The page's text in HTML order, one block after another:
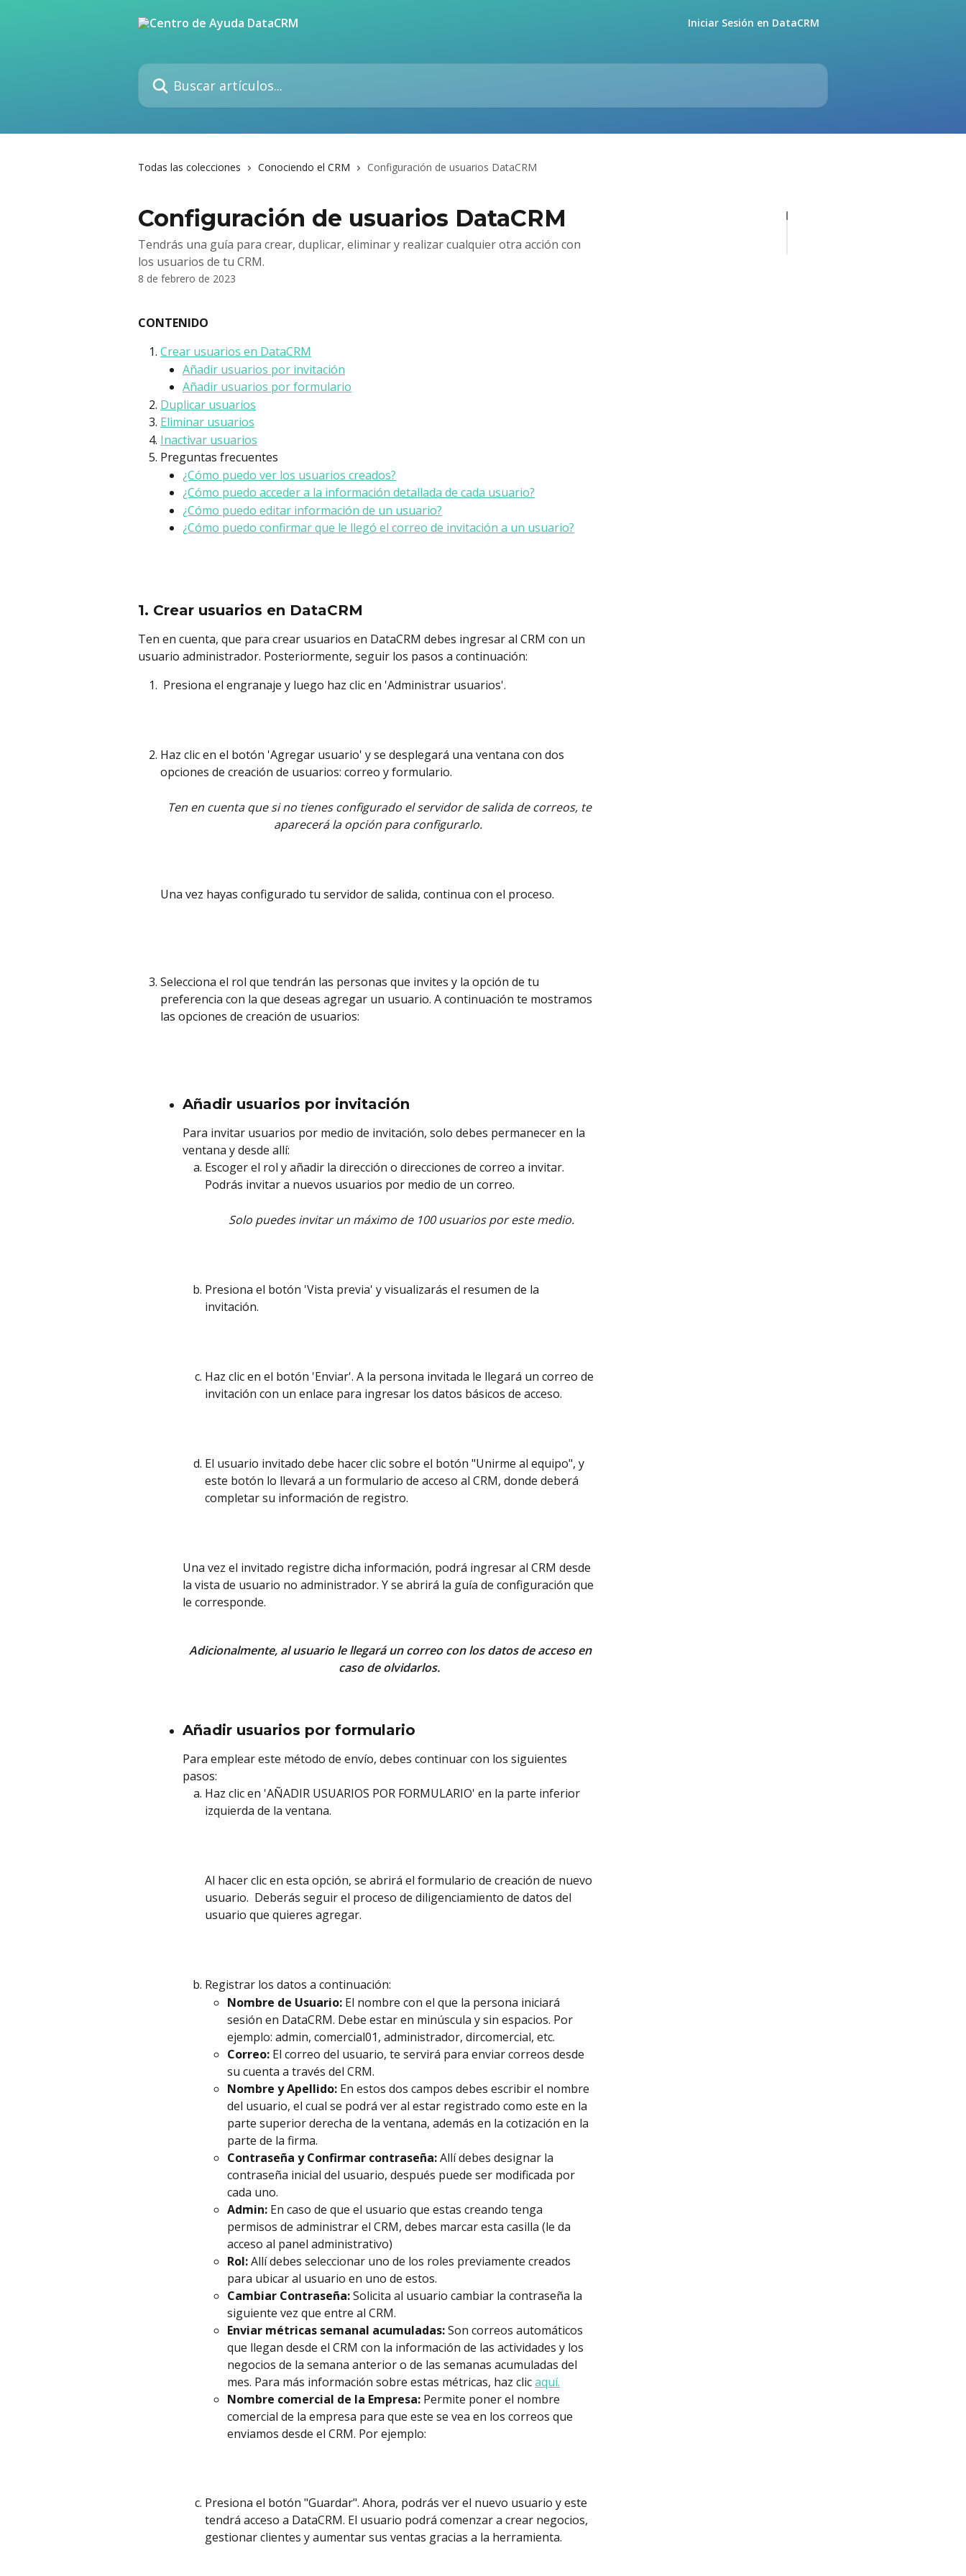
Iniciar Sesión en DataCRM
Buscar artículos...
Todas las colecciones Conociendo el CRM Configuración de usuarios DataCRM
Configuración de usuarios DataCRM
Tendrás una guía para crear, duplicar, eliminar y realizar cualquier otra acción con
los usuarios de tu CRM.
8 de febrero de 2023
CONTENIDO
Crear usuarios en DataCRM
Añadir usuarios por invitación
Añadir usuarios por formulario
Duplicar usuarios
Eliminar usuarios
Inactivar usuarios
Preguntas frecuentes
¿Cómo puedo ver los usuarios creados?
¿Cómo puedo acceder a la información detallada de cada usuario?
¿Cómo puedo editar información de un usuario?
¿Cómo puedo confirmar que le llegó el correo de invitación a un usuario?
1. Crear usuarios en DataCRM
Ten en cuenta, que para crear usuarios en DataCRM debes ingresar al CRM con un
usuario administrador. Posteriormente, seguir los pasos a continuación:
Presiona el engranaje y luego haz clic en 'Administrar usuarios'.
Haz clic en el botón 'Agregar usuario' y se desplegará una ventana con dos
opciones de creación de usuarios: correo y formulario.
Ten en cuenta que si no tienes configurado el servidor de salida de correos, te
aparecerá la opción para configurarlo.
Una vez hayas configurado tu servidor de salida, continua con el proceso.
Selecciona el rol que tendrán las personas que invites y la opción de tu
preferencia con la que deseas agregar un usuario. A continuación te mostramos
las opciones de creación de usuarios:
Añadir usuarios por invitación
Para invitar usuarios por medio de invitación, solo debes permanecer en la
ventana y desde allí:
Escoger el rol y añadir la dirección o direcciones de correo a invitar.
Podrás invitar a nuevos usuarios por medio de un correo.
Solo puedes invitar un máximo de 100 usuarios por este medio.
Presiona el botón 'Vista previa' y visualizarás el resumen de la
invitación.
Haz clic en el botón 'Enviar'. A la persona invitada le llegará un correo de
invitación con un enlace para ingresar los datos básicos de acceso.
El usuario invitado debe hacer clic sobre el botón "Unirme al equipo", y
este botón lo llevará a un formulario de acceso al CRM, donde deberá
completar su información de registro.
Una vez el invitado registre dicha información, podrá ingresar al CRM desde
la vista de usuario no administrador. Y se abrirá la guía de configuración que
le corresponde.
Adicionalmente, al usuario le llegará un correo con los datos de acceso en
caso de olvidarlos.
Añadir usuarios por formulario
Para emplear este método de envío, debes continuar con los siguientes
pasos:
Haz clic en 'AÑADIR USUARIOS POR FORMULARIO' en la parte inferior
izquierda de la ventana.
Al hacer clic en esta opción, se abrirá el formulario de creación de nuevo
usuario.  Deberás seguir el proceso de diligenciamiento de datos del
usuario que quieres agregar.
Registrar los datos a continuación:
Nombre de Usuario: El nombre con el que la persona iniciará
sesión en DataCRM. Debe estar en minúscula y sin espacios. Por
ejemplo: admin, comercial01, administrador, dircomercial, etc.
Correo: El correo del usuario, te servirá para enviar correos desde
su cuenta a través del CRM.
Nombre y Apellido: En estos dos campos debes escribir el nombre
del usuario, el cual se podrá ver al estar registrado como este en la
parte superior derecha de la ventana, además en la cotización en la
parte de la firma.
Contraseña y Confirmar contraseña: Allí debes designar la
contraseña inicial del usuario, después puede ser modificada por
cada uno.
Admin: En caso de que el usuario que estas creando tenga
permisos de administrar el CRM, debes marcar esta casilla (le da
acceso al panel administrativo)
Rol: Allí debes seleccionar uno de los roles previamente creados
para ubicar al usuario en uno de estos.
Cambiar Contraseña: Solicita al usuario cambiar la contraseña la
siguiente vez que entre al CRM.
Enviar métricas semanal acumuladas: Son correos automáticos
que llegan desde el CRM con la información de las actividades y los
negocios de la semana anterior o de las semanas acumuladas del
mes. Para más información sobre estas métricas, haz clic aquí.
Nombre comercial de la Empresa: Permite poner el nombre
comercial de la empresa para que este se vea en los correos que
enviamos desde el CRM. Por ejemplo:
Presiona el botón "Guardar". Ahora, podrás ver el nuevo usuario y este
tendrá acceso a DataCRM. El usuario podrá comenzar a crear negocios,
gestionar clientes y aumentar sus ventas gracias a la herramienta.